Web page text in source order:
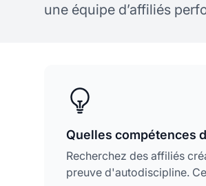
une équipe d’affiliés
Quelles compétences
Recherchez des affiliés
preuve d'autodiscipline.